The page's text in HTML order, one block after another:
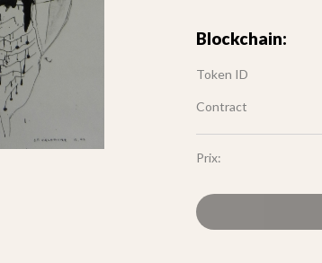
Blockchain:
Token ID
Contract
Prix: